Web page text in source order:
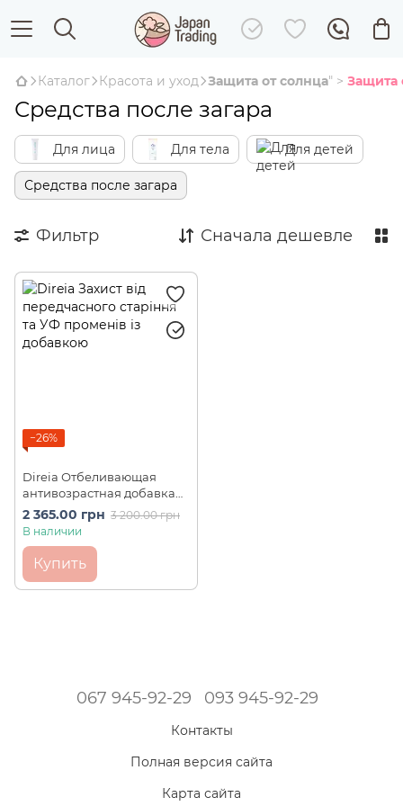
Каталог Красота и уход Защита от солнца" > Защита
Средства после загара
Для лица Для тела Для детей
Средства после загара
Фильтр Сначала дешевле
−26%
Direia Отбеливающая
антивозрастная добавка
от преждевременного
старения с защитой от УФ
WHITE CAPSULE (30 шт)
2 365.00 грн 3 200.00 грн
В наличии
Купить
067 945-92-29 093 945-92-29
Контакты
Полная версия сайта
Карта сайта